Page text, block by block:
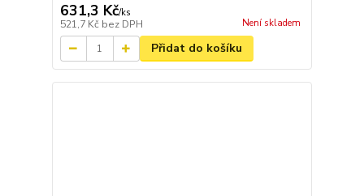
631,3 Kč/ks
521,7 Kč bez DPH Není skladem
Přidat do košíku